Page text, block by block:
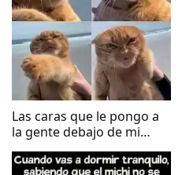
Las caras que le pongo a
la gente debajo de mi
cubrebocas